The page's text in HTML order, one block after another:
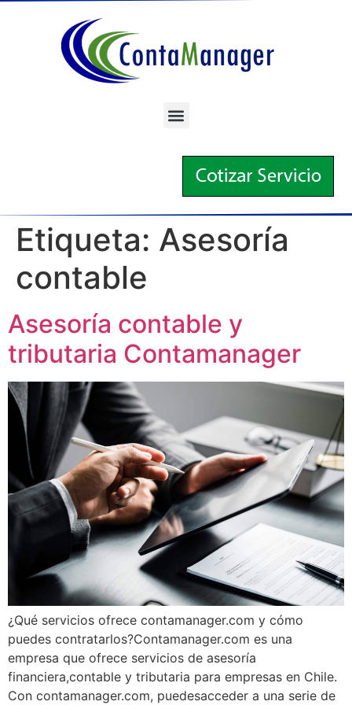
Etiqueta: Asesoría
contable
Asesoría contable y
tributaria Contamanager
¿Qué servicios ofrece contamanager.com y cómo
puedes contratarlos?Contamanager.com es una
empresa que ofrece servicios de asesoría
financiera,contable y tributaria para empresas en Chile.
Con contamanager.com, puedesacceder a una serie de